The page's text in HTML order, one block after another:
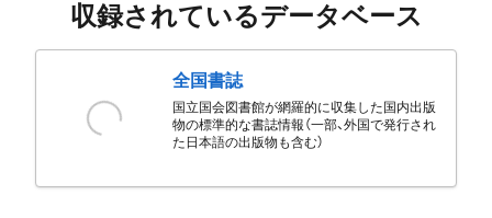
収録されているデータベース
全国書誌
国立国会図書館が網羅的に収集した国内出版
物の標準的な書誌情報（一部、外国で発行され
た日本語の出版物も含む）